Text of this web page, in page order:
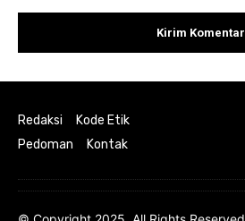
Redaksi
Kode Etik
Pedoman
Kontak